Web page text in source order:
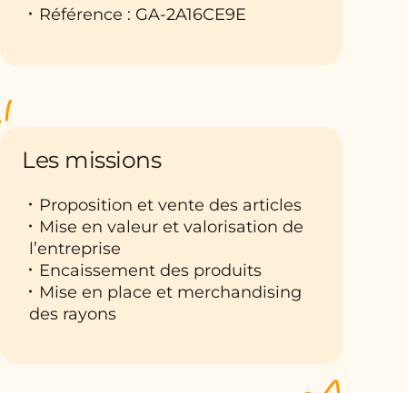
Référence : GA-2A16CE9E
Les missions
Proposition et vente des articles
Mise en valeur et valorisation de
l’entreprise
Encaissement des produits
Mise en place et merchandising
des rayons